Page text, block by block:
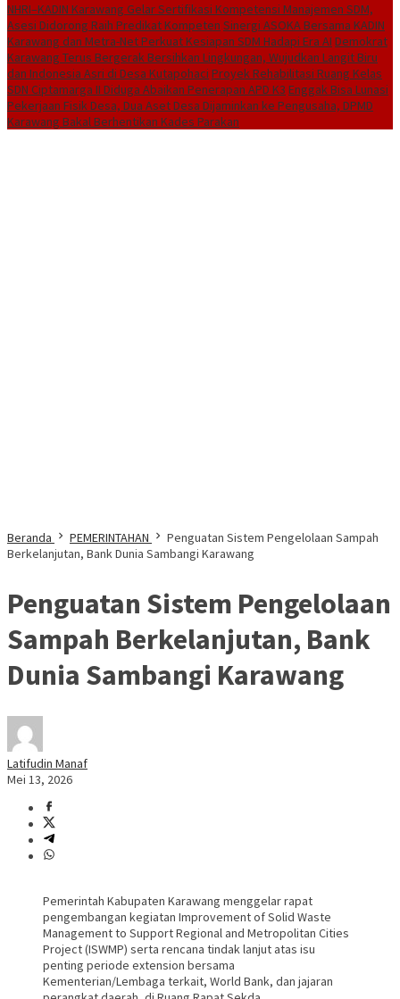
NHRI–KADIN Karawang Gelar Sertifikasi Kompetensi Manajemen SDM,
Asesi Didorong Raih Predikat Kompeten Sinergi ASOKA Bersama KADIN
Karawang dan Metra-Net Perkuat Kesiapan SDM Hadapi Era AI Demokrat
Karawang Terus Bergerak Bersihkan Lingkungan, Wujudkan Langit Biru
dan Indonesia Asri di Desa Kutapohaci Proyek Rehabilitasi Ruang Kelas
SDN Ciptamarga II Diduga Abaikan Penerapan APD K3 Enggak Bisa Lunasi
Pekerjaan Fisik Desa, Dua Aset Desa Dijaminkan ke Pengusaha, DPMD
Karawang Bakal Berhentikan Kades Parakan
Beranda PEMERINTAHAN
Penguatan Sistem Pengelolaan Sampah
Berkelanjutan, Bank Dunia Sambangi Karawang
Penguatan Sistem Pengelolaan
Sampah Berkelanjutan, Bank
Dunia Sambangi Karawang
Latifudin Manaf
Mei 13, 2026
Pemerintah Kabupaten Karawang menggelar rapat
pengembangan kegiatan Improvement of Solid Waste
Management to Support Regional and Metropolitan Cities
Project (ISWMP) serta rencana tindak lanjut atas isu
penting periode extension bersama
Kementerian/Lembaga terkait, World Bank, dan jajaran